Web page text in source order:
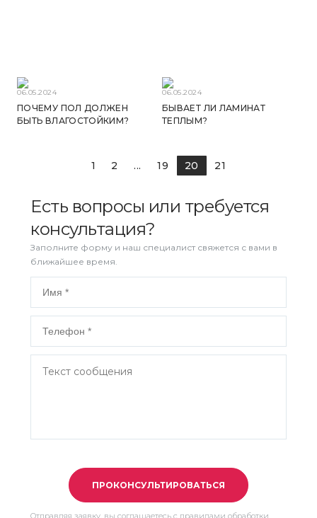
06.05.2024
ПОЧЕМУ ПОЛ ДОЛЖЕН
БЫТЬ ВЛАГОСТОЙКИМ?
06.05.2024
БЫВАЕТ ЛИ ЛАМИНАТ
ТЕПЛЫМ?
1 2 ... 19 20 21
Есть вопросы или требуется
консультация?
Заполните форму и наш специалист свяжется с вами в
ближайшее время.
ПРОКОНСУЛЬТИРОВАТЬСЯ
Отправляя заявку, вы соглашаетесь с правилами обработки